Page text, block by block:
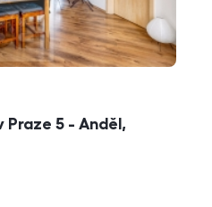
Praze 5 - Anděl,